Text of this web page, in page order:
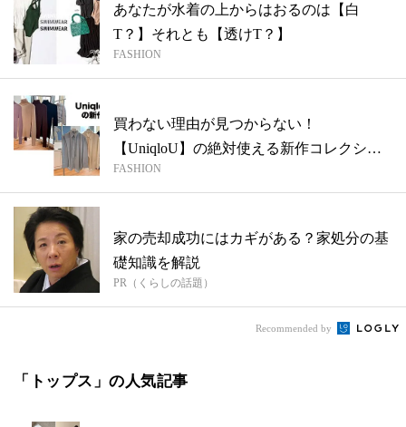
あなたが水着の上からはおるのは【白
T？】それとも【透けT？】
FASHION
買わない理由が見つからない！
【UniqloU】の絶対使える新作コレクショ
ン
FASHION
家の売却成功にはカギがある？家処分の基
礎知識を解説
PR（くらしの話題）
Recommended by
「トップス」の人気記事